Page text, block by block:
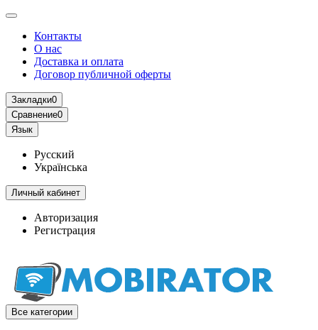
Контакты
О нас
Доставка и оплата
Договор публичной оферты
Закладки0
Сравнение0
Язык
Русский
Українська
Личный кабинет
Авторизация
Регистрация
Все категории